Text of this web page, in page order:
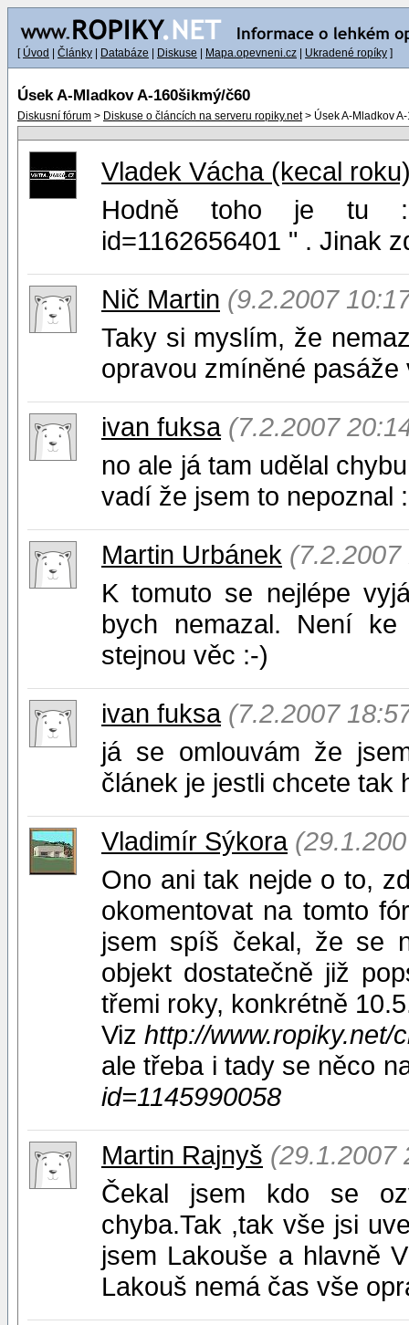
[ Úvod Články Databáze Diskuse Mapa.opevneni.cz Ukradené ropíky ]
Úsek A-Mladkov A-160šikmý/č60
Diskusní fórum > Diskuse o článcích na serveru ropiky.net> Úsek A-Mladkov
Vladek Vácha (kecal
Hodně toho je tu :,,
id=1162656401 " . Jinak
Nič Martin (9.2.2007
Taky si myslím, že
opravou zmíněné pasáže
ivan fuksa (7.2.2007
no ale já tam udělal
vadí že jsem to nepoznal
Martin Urbánek (7.2.2007
K tomuto se nejlépe
bych nemazal. Není
stejnou věc :-)
ivan fuksa (7.2.2007
já se omlouvám že
článek je jestli chcete tak
Vladimír Sýkora
Ono ani tak nejde o to,
okomentovat na tomto
jsem spíš čekal, že se
objekt dostatečně již
třemi roky, konkrétně
Viz http://www.ropiky.net/
ale třeba i tady se něco
id=1145990058
Martin Rajnyš (29.1.2007
Čekal jsem kdo se
chyba.Tak ,tak vše jsi
jsem Lakouše a hlavně
Lakouš nemá čas vše